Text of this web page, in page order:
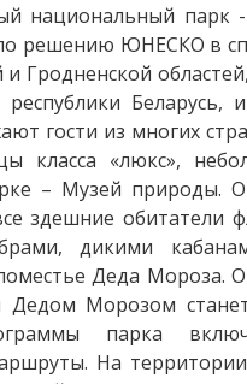
национальный парк
решению ЮНЕСКО в
и Гродненской
Беларусь,
гости из многих
класса «люкс»,
– Музей природы.
здешние обитатели
дикими
Деда Мороза.
Дедом Морозом
парка
На